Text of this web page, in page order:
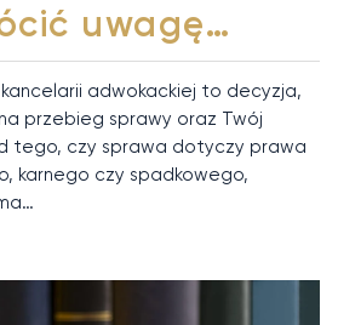
uwagę…
adwokackiej to decyzja,
przebieg sprawy oraz Twój
tego, czy sprawa dotyczy prawa
karnego czy spadkowego,